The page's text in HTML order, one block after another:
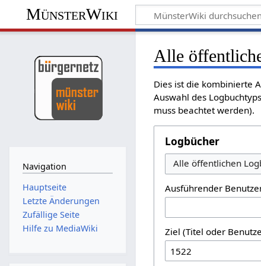
MünsterWiki
Alle
Dies ist die kombinierte
Auswahl des
muss beachtet werden).
Logbücher
Alle öffentlichen
Ausführender
Ziel (Titel oder
Navigation
Hauptseite
Letzte Änderungen
Zufällige Seite
Hilfe zu MediaWiki